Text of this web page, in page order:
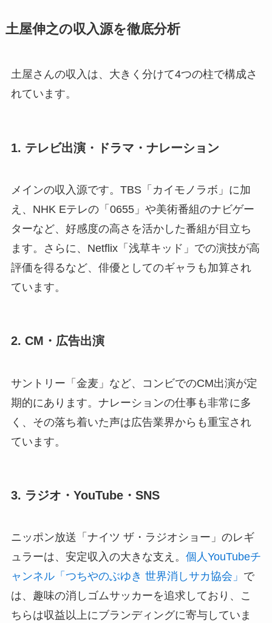
土屋伸之の収入源を徹底分析
土屋さんの収入は、大きく分けて4つの柱で構成さ
れています。
1. テレビ出演・ドラマ・ナレーション
メインの収入源です。TBS「カイモノラボ」に加
え、NHK Eテレの「0655」や美術番組のナビゲー
ターなど、好感度の高さを活かした番組が目立ち
ます。さらに、Netflix「浅草キッド」での演技が高
評価を得るなど、俳優としてのギャラも加算され
ています。
2. CM・広告出演
サントリー「金麦」など、コンビでのCM出演が定
期的にあります。ナレーションの仕事も非常に多
く、その落ち着いた声は広告業界からも重宝され
ています。
3. ラジオ・YouTube・SNS
ニッポン放送「ナイツ ザ・ラジオショー」のレギ
ュラーは、安定収入の大きな支え。 個人YouTubeチ
ャンネル「つちやのぶゆき 世界消しサカ協会」 で
は、趣味の消しゴムサッカーを追求しており、こ
ちらは収益以上にブランディングに寄与していま